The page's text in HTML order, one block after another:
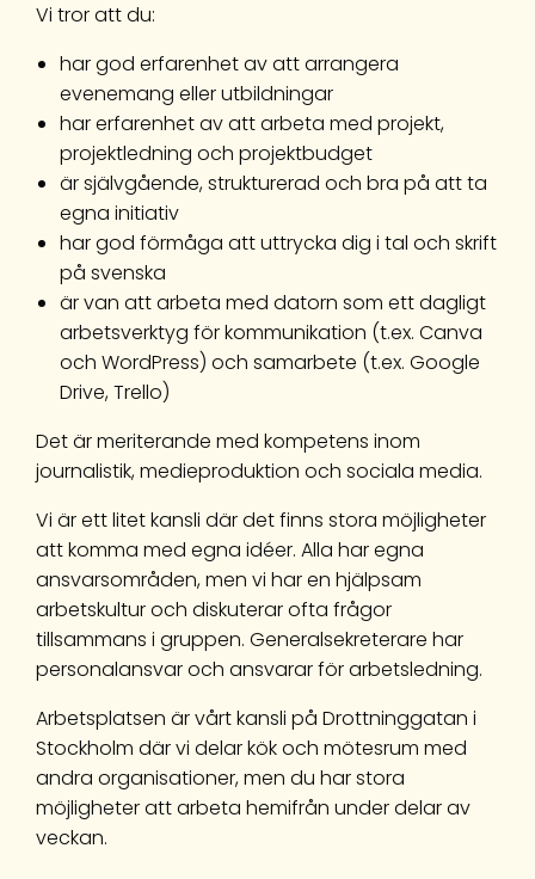
Vi tror att du:
har god erfarenhet av att arrangera
evenemang eller utbildningar
har erfarenhet av att arbeta med projekt,
projektledning och projektbudget
är självgående, strukturerad och bra på att ta
egna initiativ
har god förmåga att uttrycka dig i tal och skrift
på svenska
är van att arbeta med datorn som ett dagligt
arbetsverktyg för kommunikation (t.ex. Canva
och WordPress) och samarbete (t.ex. Google
Drive, Trello)
Det är meriterande med kompetens inom
journalistik, medieproduktion och sociala media.
Vi är ett litet kansli där det finns stora möjligheter
att komma med egna idéer. Alla har egna
ansvarsområden, men vi har en hjälpsam
arbetskultur och diskuterar ofta frågor
tillsammans i gruppen. Generalsekreterare har
personalansvar och ansvarar för arbetsledning.
Arbetsplatsen är vårt kansli på Drottninggatan i
Stockholm där vi delar kök och mötesrum med
andra organisationer, men du har stora
möjligheter att arbeta hemifrån under delar av
veckan.